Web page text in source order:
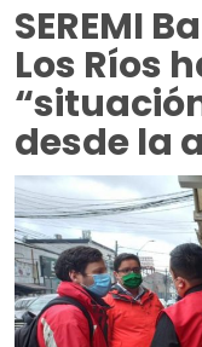
SEREMI
Los Ríos
desde la